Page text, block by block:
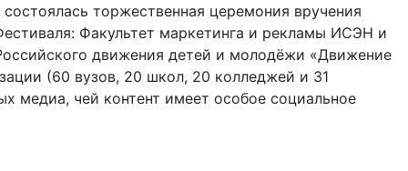
торжественная церемония вручения
Факультет маркетинга и рекламы ИСЭН и
движения детей и молодёжи «Движение
(60 вузов, 20 школ, 20 колледжей и 31
медиа, чей контент имеет особое социальное